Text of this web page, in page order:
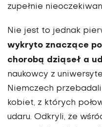
zupełnie
Nie jest to jednak
wykryto znaczące
chorobą dzią­seł a
naukowcy z
Niemczech
kobiet, z któ­rych
udaru. Odkryli, że